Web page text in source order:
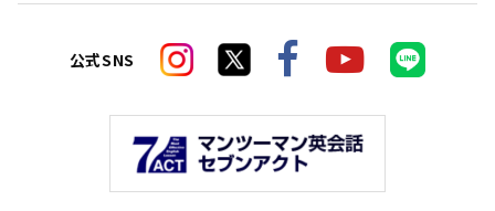
公式SNS